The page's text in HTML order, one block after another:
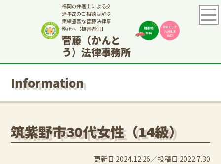
福岡の弁護士による交
通事故のご相談は解決
実績豊富な菅藤法律事
務所へ【被害者側】
菅藤（かんと
う）法律事務所
Information
筑紫野市30代女性（14級）
更新日:2024.12.26 投稿日:2022.7.30